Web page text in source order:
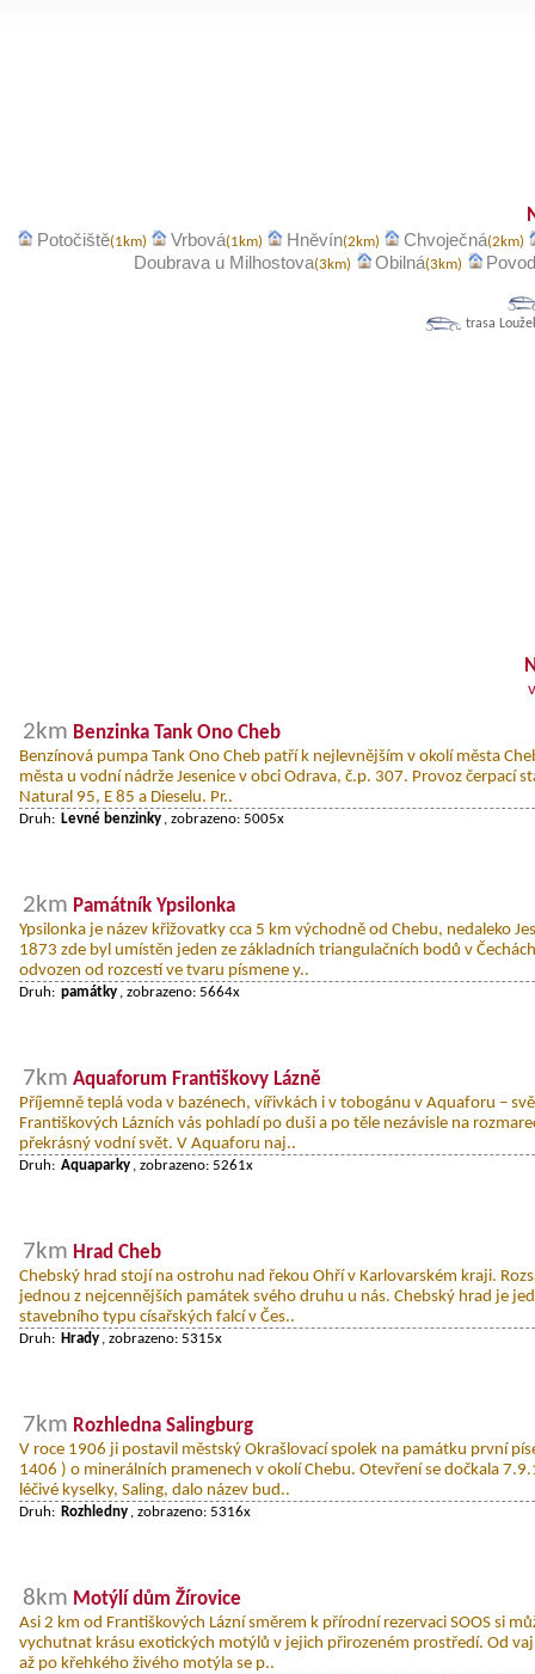
Potočiště(1km) Vrbová(1km) Hněvín(2km) Chvoječná(2km)
Doubrava u Milhostova(3km) Obilná(3km)
trasa
2km Benzinka Tank Ono Cheb
Benzínová pumpa Tank Ono Cheb patří k nejlevnějším v okolí města
města u vodní nádrže Jesenice v obci Odrava, č.p. 307. Provoz čerpací
Natural 95, E 85 a Dieselu. Pr..
Druh: Levné benzinky , zobrazeno: 5005x
2km Památník Ypsilonka
Ypsilonka je název křižovatky cca 5 km východně od Chebu, nedaleko
1873 zde byl umístěn jeden ze základních triangulačních bodů v
odvozen od rozcestí ve tvaru písmene y..
Druh: památky , zobrazeno: 5664x
7km Aquaforum Františkovy Lázně
Příjemně teplá voda v bazénech, vířivkách i v tobogánu v Aquaforu –
Františkových Lázních vás pohladí po duši a po těle nezávisle na
překrásný vodní svět. V Aquaforu naj..
Druh: Aquaparky , zobrazeno: 5261x
7km Hrad Cheb
Chebský hrad stojí na ostrohu nad řekou Ohří v Karlovarském kraji.
jednou z nejcennějších památek svého druhu u nás. Chebský hrad je
stavebního typu císařských falcí v Čes..
Druh: Hrady , zobrazeno: 5315x
7km Rozhledna Salingburg
V roce 1906 ji postavil městský Okrašlovací spolek na památku první
1406 ) o minerálních pramenech v okolí Chebu. Otevření se dočkala
léčivé kyselky, Saling, dalo název bud..
Druh: Rozhledny , zobrazeno: 5316x
8km Motýlí dům Žírovice
Asi 2 km od Františkových Lázní směrem k přírodní rezervaci SOOS si
vychutnat krásu exotických motýlů v jejich přirozeném prostředí. Od
až po křehkého živého motýla se p..